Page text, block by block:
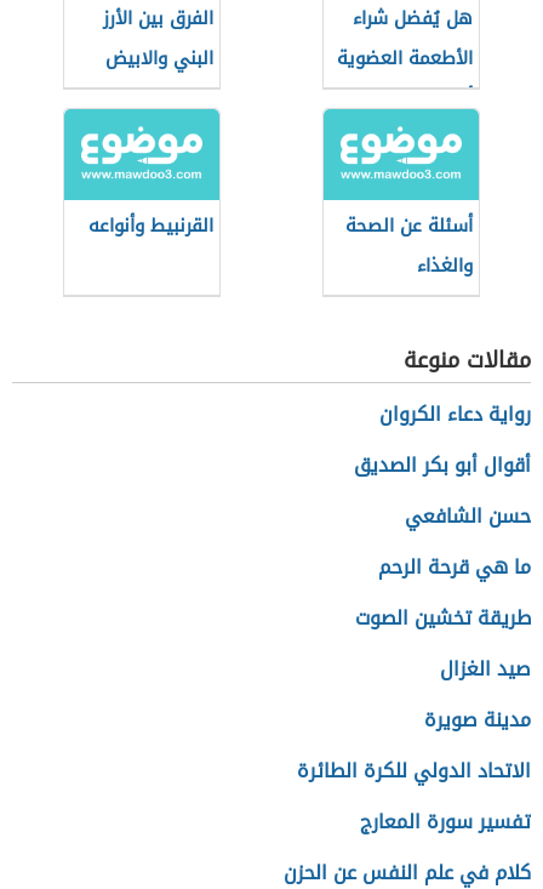
هل يُفضل شراء
الأطعمة العضوية
أثناء التسوق؟
الفرق بين الأرز
البني والابيض
أسئلة عن الصحة
والغذاء
القرنبيط وأنواعه
مقالات منوعة
رواية دعاء الكروان
أقوال أبو بكر الصديق
حسن الشافعي
ما هي قرحة الرحم
طريقة تخشين الصوت
صيد الغزال
مدينة صويرة
الاتحاد الدولي للكرة الطائرة
تفسير سورة المعارج
كلام في علم النفس عن الحزن